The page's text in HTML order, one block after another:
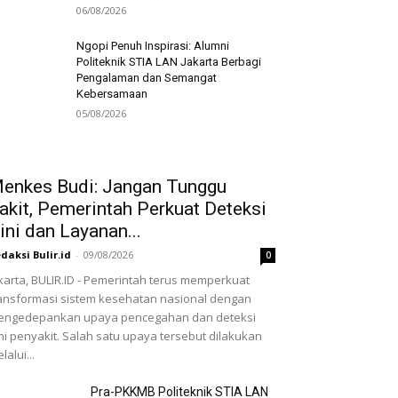
06/08/2026
Ngopi Penuh Inspirasi: Alumni
Politeknik STIA LAN Jakarta Berbagi
Pengalaman dan Semangat
Kebersamaan
05/08/2026
Budi: Jangan Tunggu
Pemerintah Perkuat Deteksi
dan Layanan...
Bulir.id - 09/08/2026 0
BULIR.ID - Pemerintah terus memperkuat
sistem kesehatan nasional dengan
upaya pencegahan dan deteksi
penyakit. Salah satu upaya tersebut dilakukan
Pra-PKKMB Politeknik STIA LAN